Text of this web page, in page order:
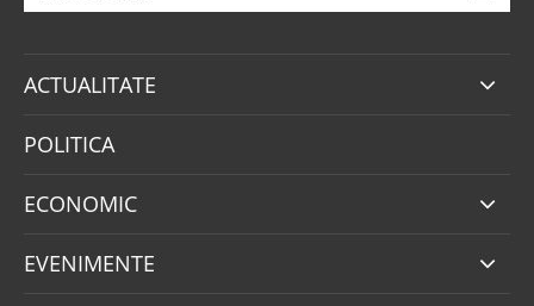
ACTUALITATE
POLITICA
ECONOMIC
EVENIMENTE